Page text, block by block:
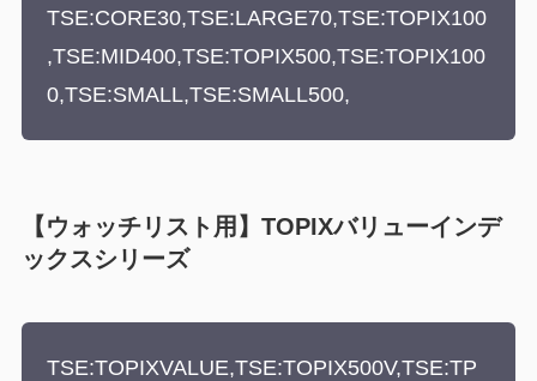
TSE:CORE30,TSE:LARGE70,TSE:TOPIX100
,TSE:MID400,TSE:TOPIX500,TSE:TOPIX100
0,TSE:SMALL,TSE:SMALL500,
【ウォッチリスト用】TOPIXバリューインデ
ックスシリーズ
TSE:TOPIXVALUE,TSE:TOPIX500V,TSE:TP